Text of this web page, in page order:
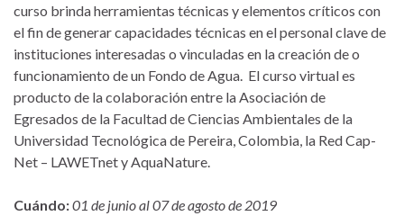
curso brinda herramientas técnicas y elementos críticos con
el fin de generar capacidades técnicas en el personal clave de
instituciones interesadas o vinculadas en la creación de o
funcionamiento de un Fondo de Agua. El curso virtual es
producto de la colaboración entre la Asociación de
Egresados de la Facultad de Ciencias Ambientales de la
Universidad Tecnológica de Pereira, Colombia, la Red Cap-
Net – LAWETnet y AquaNature.
Cuándo:01 de junio al 07 de agosto de 2019